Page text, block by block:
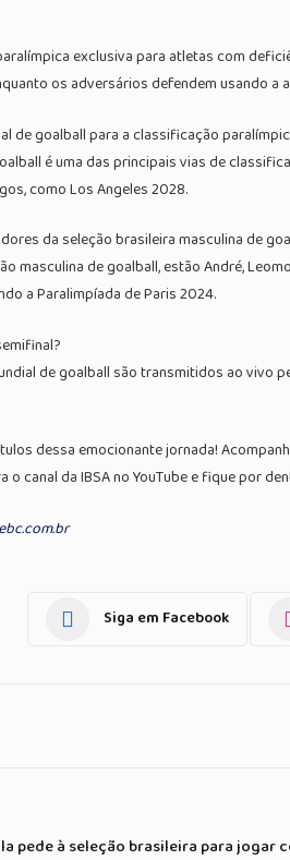
exclusiva para atletas com
os adversários defendem usando a
de goalball para a classificação
é uma das principais vias de
como Los Angeles 2028.
da seleção brasileira masculina de
masculina de goalball, estão André,
a Paralimpíada de Paris 2024.
de goalball são transmitidos ao vivo
dessa emocionante jornada!
canal da IBSA no YouTube e fique por
Siga em Facebook
pede à seleção brasileira para jogar